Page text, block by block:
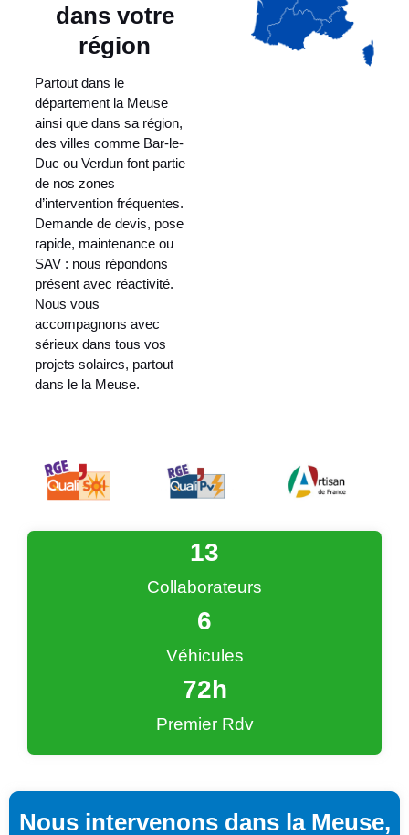
dans votre
région
Partout dans le
département la Meuse
ainsi que dans sa région,
des villes comme Bar-le-
Duc ou Verdun font partie
de nos zones
d’intervention fréquentes.
Demande de devis, pose
rapide, maintenance ou
SAV : nous répondons
présent avec réactivité.
Nous vous
accompagnons avec
sérieux dans tous vos
projets solaires, partout
dans le la Meuse.
Collaborateurs
13
Véhicules
6
Premier Rdv
72h
Nous intervenons dans la Meuse,